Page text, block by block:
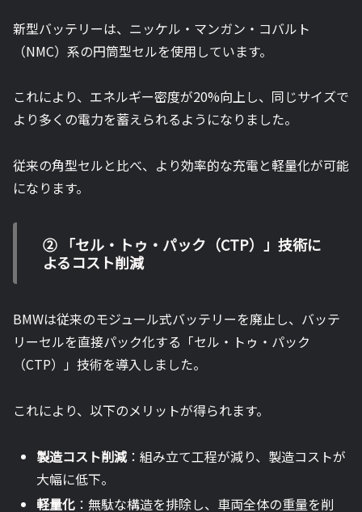
新型バッテリーは、ニッケル・マンガン・コバルト
（NMC）系の円筒型セルを使用しています。
これにより、エネルギー密度が20%向上し、同じサイズで
より多くの電力を蓄えられるようになりました。
従来の角型セルと比べ、より効率的な充電と軽量化が可能
になります。
② 「セル・トゥ・パック（CTP）」技術に
よるコスト削減
BMWは従来のモジュール式バッテリーを廃止し、バッテ
リーセルを直接パック化する「セル・トゥ・パック
（CTP）」技術を導入しました。
これにより、以下のメリットが得られます。
製造コスト削減：組み立て工程が減り、製造コストが
大幅に低下。
軽量化 ：無駄な構造を排除し、車両全体の重量を削